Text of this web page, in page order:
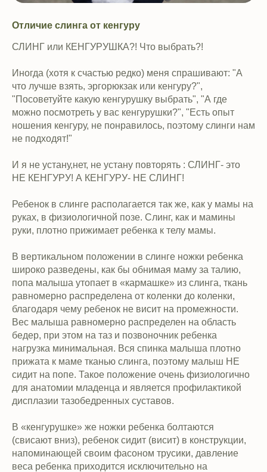
Отличие слинга от кенгуру
СЛИНГ или КЕНГУРУШКА?! Что выбрать?!
Иногда (хотя к счастью редко) меня спрашивают: "А
что лучше взять, эргорюкзак или кенгуру?",
"Посоветуйте какую кенгурушку выбрать", "А где
можно посмотреть у вас кенгурушки?", "Есть опыт
ношения кенгуру, не понравилось, поэтому слинги нам
не подходят!"
И я не устану,нет, не устану повторять : СЛИНГ- это
НЕ КЕНГУРУ! А КЕНГУРУ- НЕ СЛИНГ!
Ребенок в слинге располагается так же, как у мамы на
руках, в физиологичной позе. Слинг, как и мамины
руки, плотно прижимает ребенка к телу мамы.
В вертикальном положении в слинге ножки ребенка
широко разведены, как бы обнимая маму за талию,
попа малыша утопает в «кармашке» из слинга, ткань
равномерно распределена от коленки до коленки,
благодаря чему ребенок не висит на промежности.
Вес малыша равномерно распределен на область
бедер, при этом на таз и позвоночник ребенка
нагрузка минимальная. Вся спинка малыша плотно
прижата к маме тканью слинга, поэтому малыш НЕ
сидит на попе. Такое положение очень физиологично
для анатомии младенца и является профилактикой
дисплазии тазобедренных суставов.
В «кенгурушке» же ножки ребенка болтаются
(свисают вниз), ребенок сидит (висит) в конструкции,
напоминающей своим фасоном трусики, давление
веса ребенка приходится исключительно на